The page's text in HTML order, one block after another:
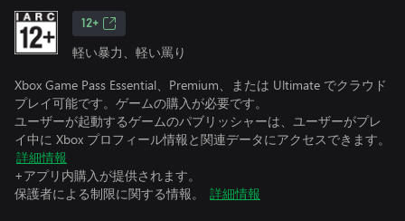
12+
軽い暴力、軽い罵り
Xbox Game Pass Essential、Premium、または Ultimate でクラウド
プレイ可能です。ゲームの購入が必要です。
ユーザーが起動するゲームのパブリッシャーは、ユーザーがプレ
イ中に Xbox プロフィール情報と関連データにアクセスできます。
詳細情報
+アプリ内購入が提供されます。
保護者による制限に関する情報。
詳細情報